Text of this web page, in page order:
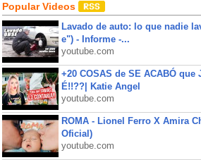
Popular Videos
Lavado de auto: lo que nadie
e") - Informe -...
youtube.com
+20 COSAS de SE ACABÓ que
É!!??| Katie Angel
youtube.com
ROMA - Lionel Ferro X Amira
Oficial)
youtube.com